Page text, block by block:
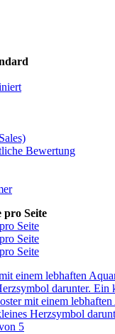
Bewertung
pro Seite
Seite
Seite
Seite
5